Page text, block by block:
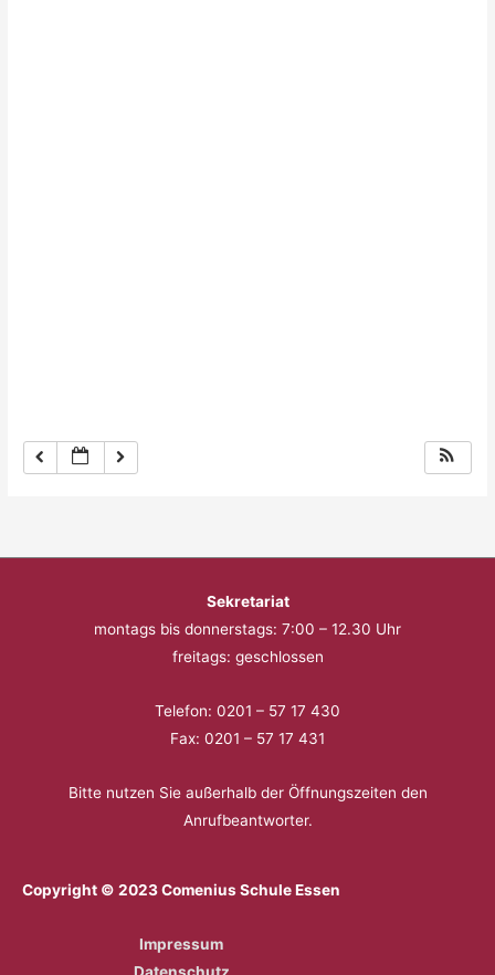
Sekretariat
montags bis donnerstags: 7:00 – 12.30 Uhr
freitags: geschlossen
Telefon: 0201 – 57 17 430
Fax: 0201 – 57 17 431
Bitte nutzen Sie außerhalb der Öffnungszeiten den
Anrufbeantworter.
Copyright © 2023 Comenius Schule Essen
Impressum
Datenschutz